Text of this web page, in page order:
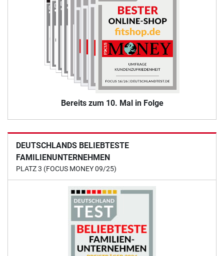
Bereits zum 10. Mal in Folge
DEUTSCHLANDS BELIEBTESTE
FAMILIENUNTERNEHMEN
PLATZ 3 (FOCUS MONEY 09/25)